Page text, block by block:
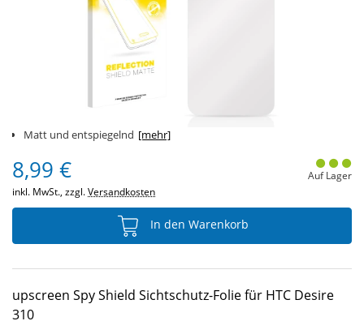
Matt und entspiegelnd [mehr]
8,99 €
inkl. MwSt., zzgl.Versandkosten
Auf Lager
In den Warenkorb
upscreen Spy Shield Sichtschutz-Folie für HTC Desire
310